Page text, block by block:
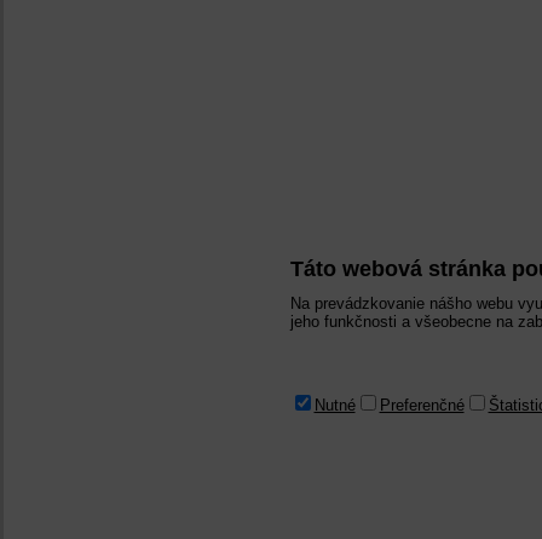
Táto webová stránka
Na prevádzkovanie nášho webu
jeho funkčnosti a všeobecne na
Nutné Preferenčné